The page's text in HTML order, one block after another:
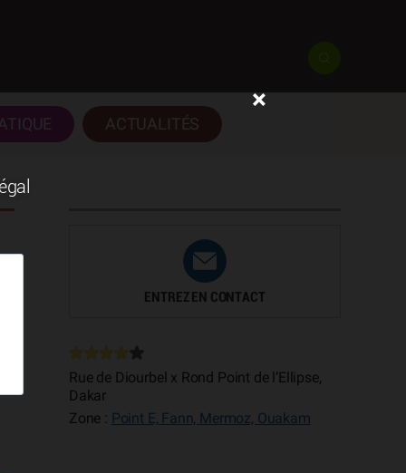
ACTUALITÉS
ENTREZ EN CONTACT
Rue de Diourbel x Rond Point de l’Ellipse,
Dakar
Zone : Point E, Fann, Mermoz, Ouakam
×